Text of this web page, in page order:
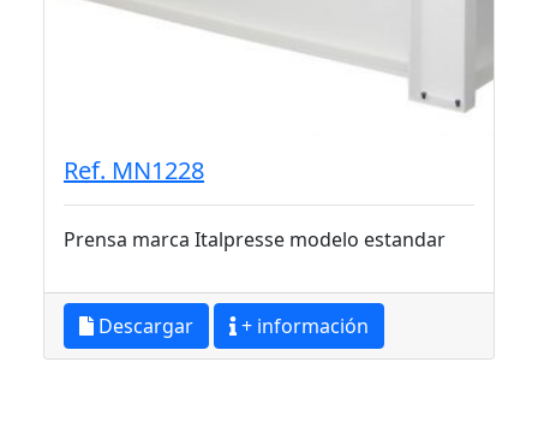
Ref. MN1228
Prensa marca Italpresse modelo estandar
Descargar + información